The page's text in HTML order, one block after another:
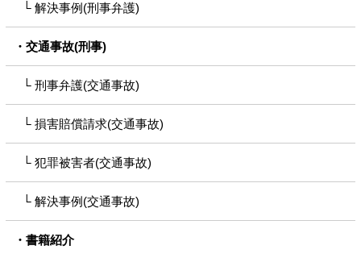
解決事例(刑事弁護)
交通事故(刑事)
刑事弁護(交通事故)
損害賠償請求(交通事故)
犯罪被害者(交通事故)
解決事例(交通事故)
書籍紹介